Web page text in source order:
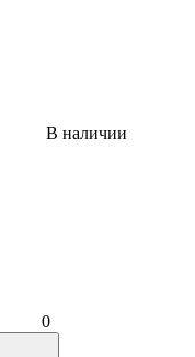
В наличии
0